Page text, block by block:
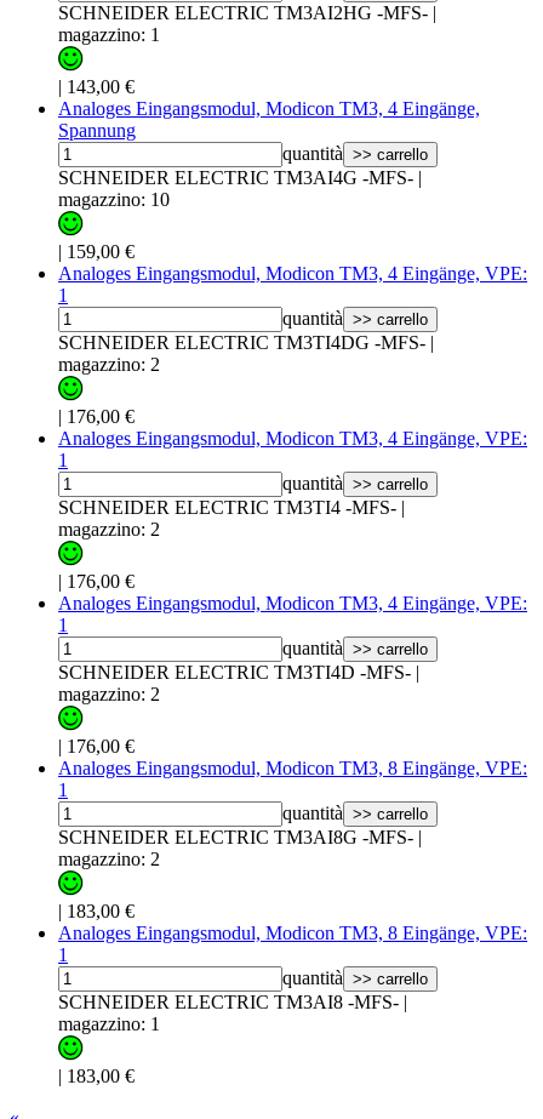
SCHNEIDER ELECTRIC TM3AI2HG -MFS- |
magazzino: 1
| 143,00 €
Analoges Eingangsmodul, Modicon TM3, 4 Eingänge,
Spannung
quantità >> carrello
SCHNEIDER ELECTRIC TM3AI4G -MFS- |
magazzino: 10
| 159,00 €
Analoges Eingangsmodul, Modicon TM3, 4 Eingänge, VPE:
1
quantità >> carrello
SCHNEIDER ELECTRIC TM3TI4DG -MFS- |
magazzino: 2
| 176,00 €
Analoges Eingangsmodul, Modicon TM3, 4 Eingänge, VPE:
1
quantità >> carrello
SCHNEIDER ELECTRIC TM3TI4 -MFS- |
magazzino: 2
| 176,00 €
Analoges Eingangsmodul, Modicon TM3, 4 Eingänge, VPE:
1
quantità >> carrello
SCHNEIDER ELECTRIC TM3TI4D -MFS- |
magazzino: 2
| 176,00 €
Analoges Eingangsmodul, Modicon TM3, 8 Eingänge, VPE:
1
quantità >> carrello
SCHNEIDER ELECTRIC TM3AI8G -MFS- |
magazzino: 2
| 183,00 €
Analoges Eingangsmodul, Modicon TM3, 8 Eingänge, VPE:
1
quantità >> carrello
SCHNEIDER ELECTRIC TM3AI8 -MFS- |
magazzino: 1
| 183,00 €